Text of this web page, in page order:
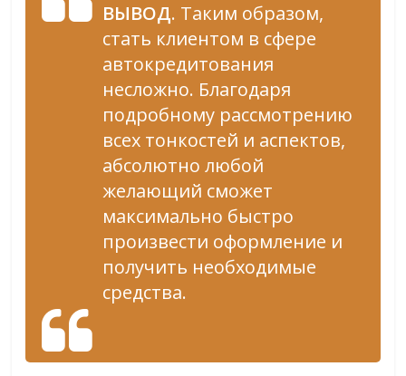
ВЫВОД. Таким образом,
стать клиентом в сфере
автокредитования
несложно. Благодаря
подробному рассмотрению
всех тонкостей и аспектов,
абсолютно любой
желающий сможет
максимально быстро
произвести оформление и
получить необходимые
средства.